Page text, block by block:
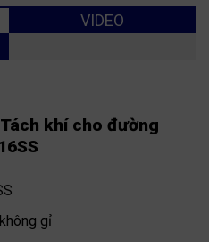
VIDEO
khí cho đường
gỉ